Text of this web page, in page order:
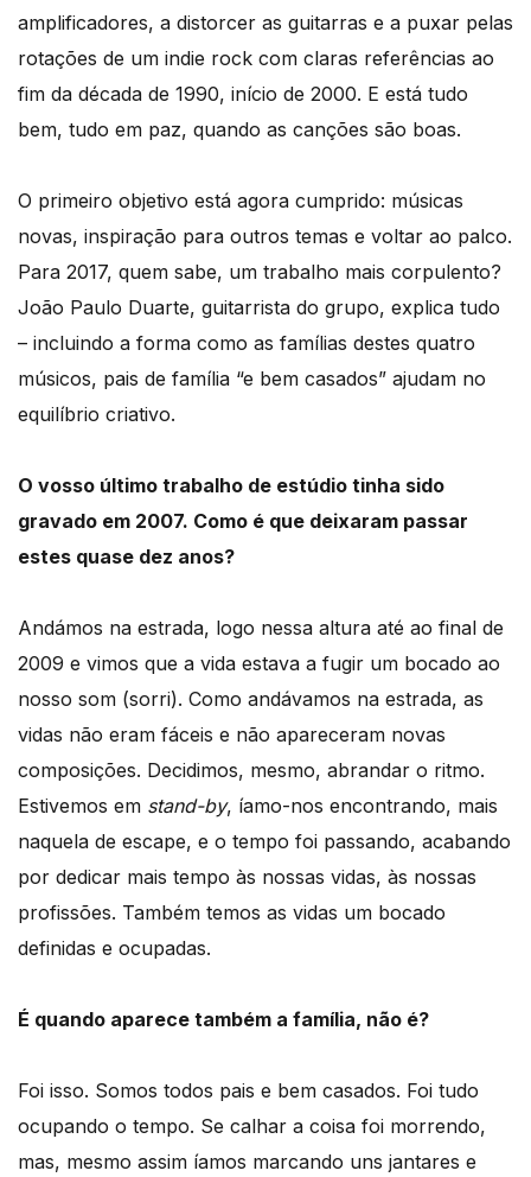
amplificadores, a distorcer as guitarras e a puxar pelas
rotações de um indie rock com claras referências ao
fim da década de 1990, início de 2000. E está tudo
bem, tudo em paz, quando as canções são boas.
O primeiro objetivo está agora cumprido: músicas
novas, inspiração para outros temas e voltar ao palco.
Para 2017, quem sabe, um trabalho mais corpulento?
João Paulo Duarte, guitarrista do grupo, explica tudo
– incluindo a forma como as famílias destes quatro
músicos, pais de família “e bem casados” ajudam no
equilíbrio criativo.
O vosso último trabalho de estúdio tinha sido
gravado em 2007. Como é que deixaram passar
estes quase dez anos?
Andámos na estrada, logo nessa altura até ao final de
2009 e vimos que a vida estava a fugir um bocado ao
nosso som (sorri). Como andávamos na estrada, as
vidas não eram fáceis e não apareceram novas
composições. Decidimos, mesmo, abrandar o ritmo.
Estivemos em stand-by, íamo-nos encontrando, mais
naquela de escape, e o tempo foi passando, acabando
por dedicar mais tempo às nossas vidas, às nossas
profissões. Também temos as vidas um bocado
definidas e ocupadas.
É quando aparece também a família, não é?
Foi isso. Somos todos pais e bem casados. Foi tudo
ocupando o tempo. Se calhar a coisa foi morrendo,
mas, mesmo assim íamos marcando uns jantares e